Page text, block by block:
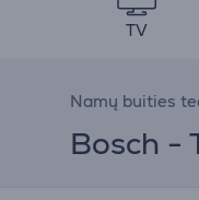
TV
Namų buities
Bosch -